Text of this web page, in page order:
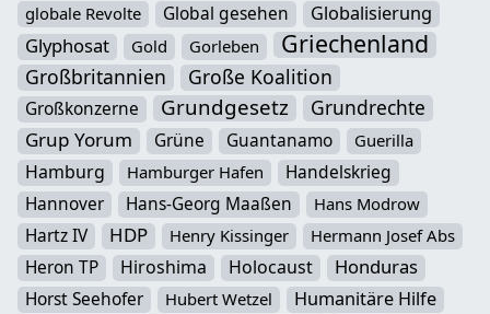
globale Revolte Global gesehen Globalisierung
Glyphosat Gold Gorleben Griechenland
Großbritannien Große Koalition
Großkonzerne Grundgesetz Grundrechte
Grup Yorum Grüne Guantanamo Guerilla
Hamburg Hamburger Hafen
Handelskrieg
Hannover
Hans-Georg Maaßen Hans Modrow
Hartz IV HDP Henry Kissinger Hermann Josef Abs
Heron TP Hiroshima Holocaust Honduras
Horst Seehofer Hubert Wetzel
Humanitäre Hilfe